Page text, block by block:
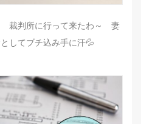
裁判所に行って来たわ～ 妻
してブチ込み手に汗💦